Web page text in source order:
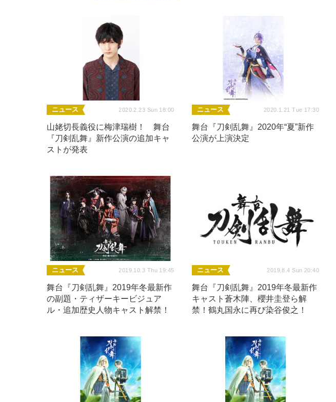
ニュース 2020.2.23 Sun 18:00
山姥切長義役に梅津瑞樹！ 舞台
『刀剣乱舞』新作公演の追加キャ
ストが発表
ニュース 2020.1.21 Tue 17:30
舞台『刀剣乱舞』2020年“夏”新作
公演が上演決定
ニュース 2019.10.3 Thu 19:45
舞台『刀剣乱舞』2019年冬最新作
の副題・ティザーキービジュア
ル・追加歴史人物キャスト解禁！
ニュース 2019.8.4 Sun 20:40
舞台『刀剣乱舞』2019年冬最新作
キャスト蒼木陣、櫻井圭登ら解
禁！鶴丸国永に再び染谷俊之！